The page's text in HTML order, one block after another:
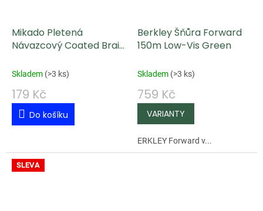
Mikado Pletená
Návazcový Coated Braid
20Lbs/10M
Skladem (>3 ks)
179 Kč
Do košíku
Berkley Šňůra Forward
150m Low-Vis Green
Skladem (>3 ks)
759 Kč
ERKLEY Forward v...
SLEVA